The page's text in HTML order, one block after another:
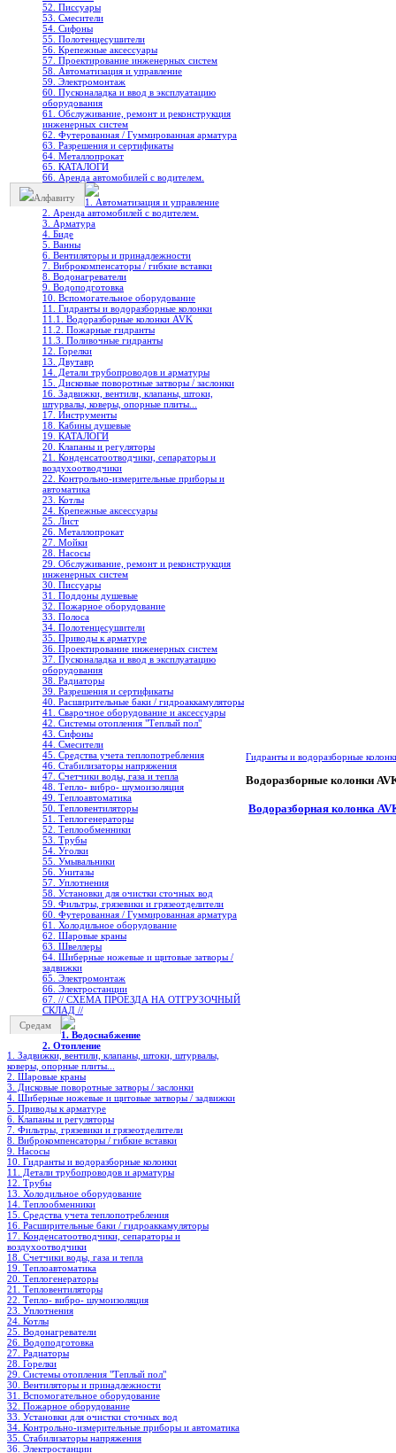
52. Писсуары
53. Смесители
54. Сифоны
55. Полотенцесушители
56. Крепежные аксессуары
57. Проектирование инженерных систем
58. Автоматизация и управление
59. Электромонтаж
60. Пусконаладка и ввод в эксплуатацию
оборудования
61. Обслуживание, ремонт и реконструкция
инженерных систем
62. Футерованная / Гуммированная арматура
63. Разрешения и сертификаты
64. Металлопрокат
65. КАТАЛОГИ
66. Аренда автомобилей с водителем.
Алфавиту
1. Автоматизация и управление
2. Аренда автомобилей с водителем.
3. Арматура
4. Биде
5. Ванны
6. Вентиляторы и принадлежности
7. Виброкомпенсаторы / гибкие вставки
8. Водонагреватели
9. Водоподготовка
10. Вспомогательное оборудование
11. Гидранты и водоразборные колонки
11.1. Водоразборные колонки AVK
11.2. Пожарные гидранты
11.3. Поливочные гидранты
12. Горелки
13. Двутавр
14. Детали трубопроводов и арматуры
15. Дисковые поворотные затворы / заслонки
16. Задвижки, вентили, клапаны, штоки,
штурвалы, коверы, опорные плиты...
17. Инструменты
18. Кабины душевые
19. КАТАЛОГИ
20. Клапаны и регуляторы
21. Конденсатоотводчики, сепараторы и
воздухоотводчики
22. Контрольно-измерительные приборы и
автоматика
23. Котлы
24. Крепежные аксессуары
25. Лист
26. Металлопрокат
27. Мойки
28. Насосы
29. Обслуживание, ремонт и реконструкция
инженерных систем
30. Писсуары
31. Поддоны душевые
32. Пожарное оборудование
33. Полоса
34. Полотенцесушители
35. Приводы к арматуре
36. Проектирование инженерных систем
37. Пусконаладка и ввод в эксплуатацию
оборудования
38. Радиаторы
39. Разрешения и сертификаты
40. Расширительные баки / гидроаккамуляторы
41. Сварочное оборудование и аксессуары
42. Системы отопления "Теплый пол"
43. Сифоны
44. Смесители
45. Средства учета теплопотребления
46. Стабилизаторы напряжения
47. Счетчики воды, газа и тепла
48. Тепло- вибро- шумоизоляция
49. Теплоавтоматика
50. Тепловентиляторы
51. Теплогенераторы
52. Теплообменники
53. Трубы
54. Уголки
55. Умывальники
56. Унитазы
57. Уплотнения
58. Установки для очистки сточных вод
59. Фильтры, грязевики и грязеотделители
60. Футерованная / Гуммированная арматура
61. Холодильное oборудование
62. Шаровые краны
63. Швеллеры
64. Шиберные ножевые и щитовые затворы /
задвижки
65. Электромонтаж
66. Электростанции
67. // СХЕМА ПРОЕЗДА НА ОТГРУЗОЧНЫЙ
СКЛАД //
Средам
1. Водоснабжение
2. Отопление
1. Задвижки, вентили, клапаны, штоки, штурвалы,
коверы, опорные плиты...
2. Шаровые краны
3. Дисковые поворотные затворы / заслонки
4. Шиберные ножевые и щитовые затворы / задвижки
5. Приводы к арматуре
6. Клапаны и регуляторы
7. Фильтры, грязевики и грязеотделители
8. Виброкомпенсаторы / гибкие вставки
9. Насосы
10. Гидранты и водоразборные колонки
11. Детали трубопроводов и арматуры
12. Трубы
13. Холодильное oборудование
14. Теплообменники
15. Средства учета теплопотребления
16. Расширительные баки / гидроаккамуляторы
17. Конденсатоотводчики, сепараторы и
воздухоотводчики
18. Счетчики воды, газа и тепла
19. Теплоавтоматика
20. Теплогенераторы
21. Тепловентиляторы
22. Тепло- вибро- шумоизоляция
23. Уплотнения
24. Котлы
25. Водонагреватели
26. Водоподготовка
27. Радиаторы
28. Горелки
29. Системы отопления "Теплый пол"
30. Вентиляторы и принадлежности
31. Вспомогательное оборудование
32. Пожарное оборудование
33. Установки для очистки сточных вод
34. Контрольно-измерительные приборы и автоматика
35. Стабилизаторы напряжения
36. Электростанции
Гидранты и водоразборные
Водоразборные колонки
Водоразборная колонка